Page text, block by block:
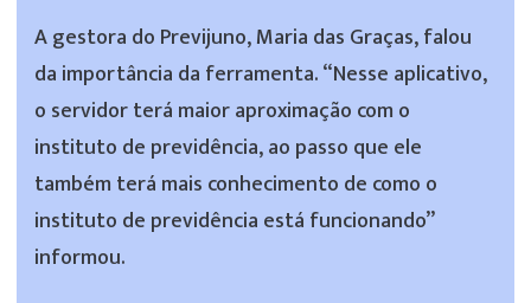
A gestora do Previjuno, Maria das Graças, falou
da importância da ferramenta. “Nesse aplicativo,
o servidor terá maior aproximação com o
instituto de previdência, ao passo que ele
também terá mais conhecimento de como o
instituto de previdência está funcionando”
informou.